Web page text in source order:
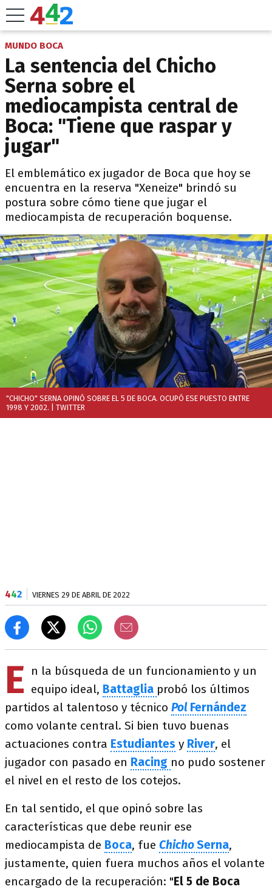
MUNDO BOCA
La sentencia del Chicho
Serna sobre el
mediocampista central de
Boca: "Tiene que raspar y
jugar"
El emblemático ex jugador de Boca que hoy se
encuentra en la reserva "Xeneize" brindó su
postura sobre cómo tiene que jugar el
mediocampista de recuperación boquense.
"CHICHO" SERNA OPINÓ SOBRE EL 5 DE BOCA. OCUPÓ ESE PUESTO ENTRE
1998 Y 2002. | TWITTER
442 VIERNES 29 DE ABRIL DE 2022
E
n la búsqueda de un funcionamiento y un
equipo ideal, Battaglia probó los últimos
partidos al talentoso y técnico Pol Fernández
como volante central. Si bien tuvo buenas
actuaciones contra Estudiantes y River, el
jugador con pasado en Racing no pudo sostener
el nivel en el resto de los cotejos.
En tal sentido, el que opinó sobre las
características que debe reunir ese
mediocampista de Boca, fue ChichoSerna,
justamente, quien fuera muchos años el volante
encargado de la recuperación: "El 5 de Boca